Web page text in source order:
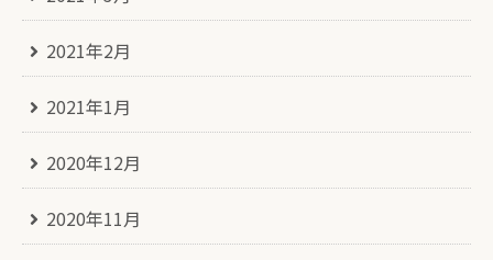
2021年2月
2021年1月
2020年12月
2020年11月